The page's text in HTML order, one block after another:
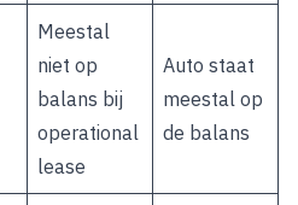
Meestal
niet op
balans bij
operational
lease
Auto staat
meestal op
de balans